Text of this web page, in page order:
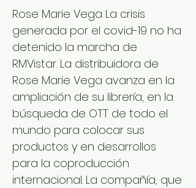
Rose Marie Vega La crisis
generada por el covid-19 no ha
detenido la marcha de
RMVistar. La distribuidora de
Rose Marie Vega avanza en la
ampliación de su librería, en la
búsqueda de OTT de todo el
mundo para colocar sus
productos y en desarrollos
para la coproducción
internacional. La compañía, que